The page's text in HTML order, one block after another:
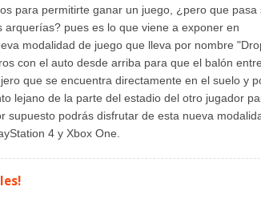
para permitirte ganar un juego, ¿pero que pasa
pues es lo que viene a exponer en
modalidad de juego que lleva por nombre
con el auto desde arriba para que el balón
que se encuentra directamente en el suelo y
lejano de la parte del estadio del otro jugador
supuesto podrás disfrutar de esta nueva
4 y Xbox One.